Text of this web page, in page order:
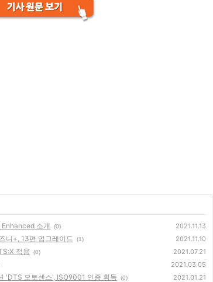
소개 (0) 2021.11.13
니+, 13편 업그레이드 (1) 2021.11.10
적용 (0) 2021.07.21
2021.03.05
'DTS 오토센스', ISO9001 인증 획득 (0) 2021.01.21